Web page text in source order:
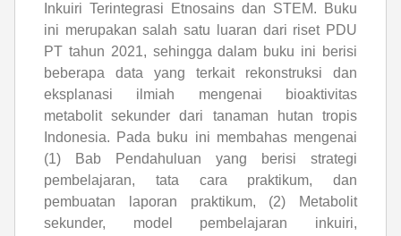
Inkuiri Terintegrasi Etnosains dan STEM. Buku
ini merupakan salah satu luaran dari riset PDU
PT tahun 2021, sehingga dalam buku ini berisi
beberapa data yang terkait rekonstruksi dan
eksplanasi ilmiah mengenai bioaktivitas
metabolit sekunder dari tanaman hutan tropis
Indonesia. Pada buku ini membahas mengenai
(1) Bab Pendahuluan yang berisi strategi
pembelajaran, tata cara praktikum, dan
pembuatan laporan praktikum, (2) Metabolit
sekunder, model pembelajaran inkuiri,